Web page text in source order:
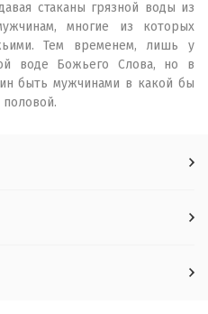
стаканы грязной воды из
многие из которых
Тем временем, лишь у
воде Божьего Слова, но в
быть мужчинами в какой бы